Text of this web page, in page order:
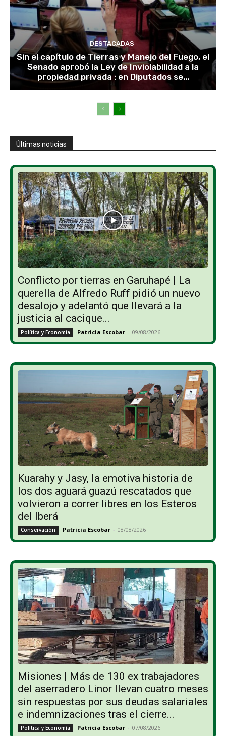
DESTACADAS
Sin el capítulo de Tierras y Manejo del Fuego, el
Senado aprobó la Ley de Inviolabilidad a la
propiedad privada : en Diputados se...
Últimas noticias
Conflicto por tierras en Garuhapé | La
querella de Alfredo Ruff pidió un nuevo
desalojo y adelantó que llevará a la
justicia al cacique...
Política y Economía Patricia Escobar - 09/08/2026
Kuarahy y Jasy, la emotiva historia de
los dos aguará guazú rescatados que
volvieron a correr libres en los Esteros
del Iberá
Conservación Patricia Escobar - 08/08/2026
Misiones | Más de 130 ex trabajadores
del aserradero Linor llevan cuatro meses
sin respuestas por sus deudas salariales
e indemnizaciones tras el cierre...
Política y Economía Patricia Escobar - 07/08/2026